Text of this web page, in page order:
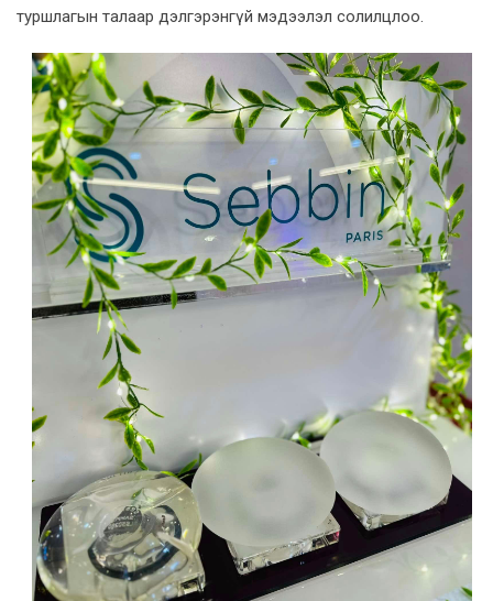
туршлагын талаар дэлгэрэнгүй мэдээлэл солилцлоо.